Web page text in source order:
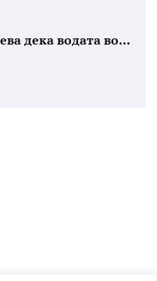
дека водата во...